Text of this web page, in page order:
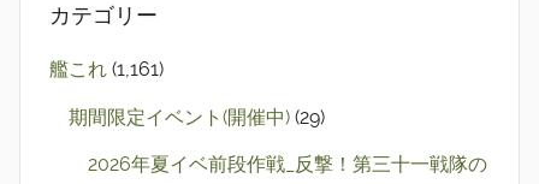
カテゴリー
艦これ (1,161)
期間限定イベント(開催中) (29)
2026年夏イベ前段作戦_反撃！第三十一戦隊の